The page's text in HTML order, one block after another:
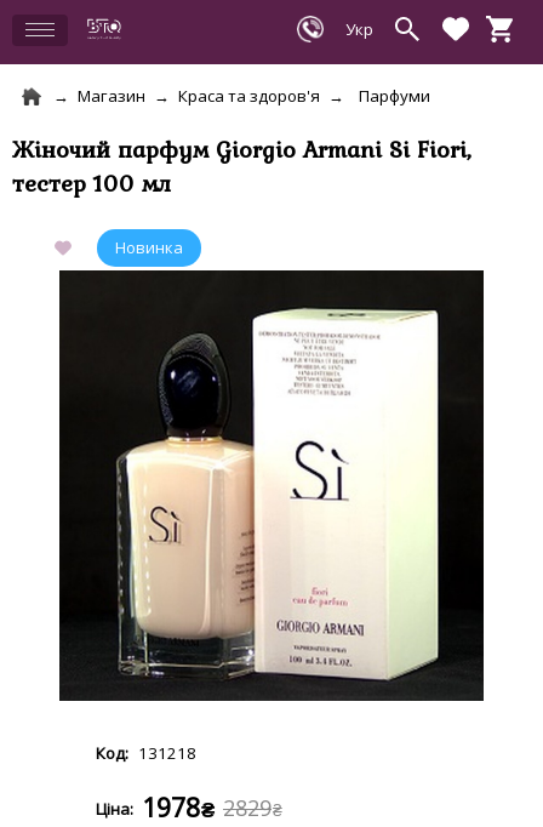
Магазин Краса та здоров'я Парфуми
Жіночий парфум Giorgio Armani Si Fiori,
тестер 100 мл
131218
2829₴
1978₴